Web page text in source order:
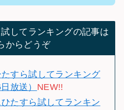
してランキングの記事は
からどうぞ
すら試してランキング
放送） NEW!!
たすら試してランキン